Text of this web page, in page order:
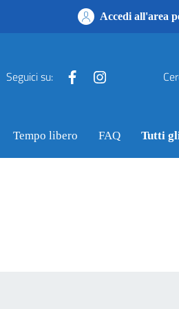
Accedi all'area
Seguici su: Facebook
Tempo libero FAQ Tutti